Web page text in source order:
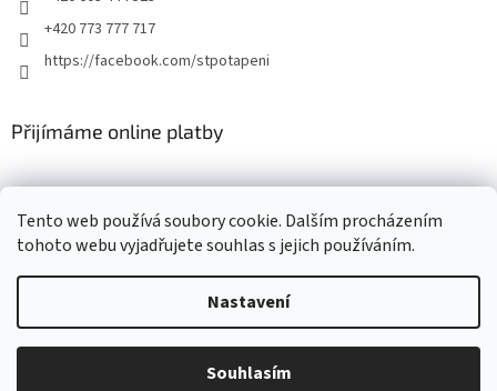
Tento web používá soubory cookie. Dalším procházením
tohoto webu vyjadřujete souhlas s jejich používáním.
Nastavení
Souhlasím
+420 773 777 717
https://facebook.com/stpotapeni
Přijímáme online platby
Copyright 2026ST-potapeni.cz. Všechna práva vyhrazena.Upravit
nastavení cookies